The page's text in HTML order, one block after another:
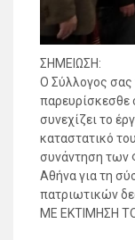
ΣΗΜΕΙΩΣΗ:
Ο Σύλλογος σας
παρευρίσκεσθε
συνεχίζει το
καταστατικό
συνάντηση των
Αθήνα για τη
πατριωτικών
ΜΕ ΕΚΤΙΜΗΣΗ